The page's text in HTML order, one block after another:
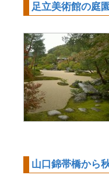
足立美術館の庭
山口錦帯橋から